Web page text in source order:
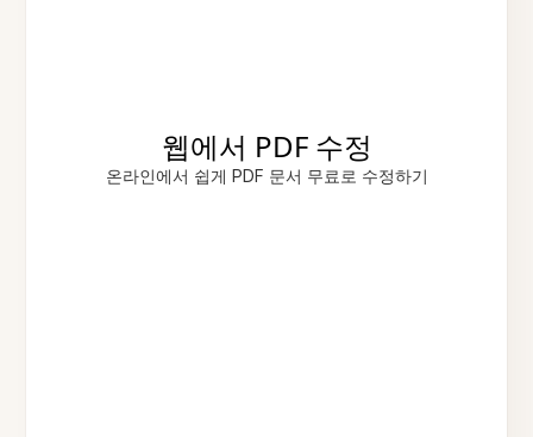
웹에서 PDF 수정
온라인에서 쉽게 PDF 문서 무료로 수정하기